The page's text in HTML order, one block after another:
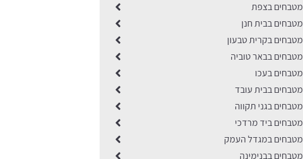
מטבחים בצפת
מטבחים בבית חנן
מטבחים בקרית טבעון
מטבחים בבאר טוביה
מטבחים בעכו
מטבחים בבית עובד
מטבחים בגני תקווה
מטבחים ביד מרדכי
מטבחים במגדל העמק
מטבחים בבנימינה